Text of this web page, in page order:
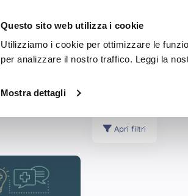
Questo sito web utilizza i cookie
Utilizziamo i cookie per ottimizzare le
per analizzare il nostro traffico. Leggi la
Mostra dettagli
Cosa
Apri filtri